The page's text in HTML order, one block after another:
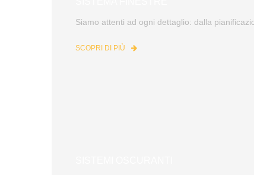
Siamo attenti ad ogni dettaglio: dalla
SCOPRI DI PIÙ